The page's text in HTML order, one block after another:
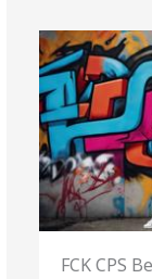
FCK CPS